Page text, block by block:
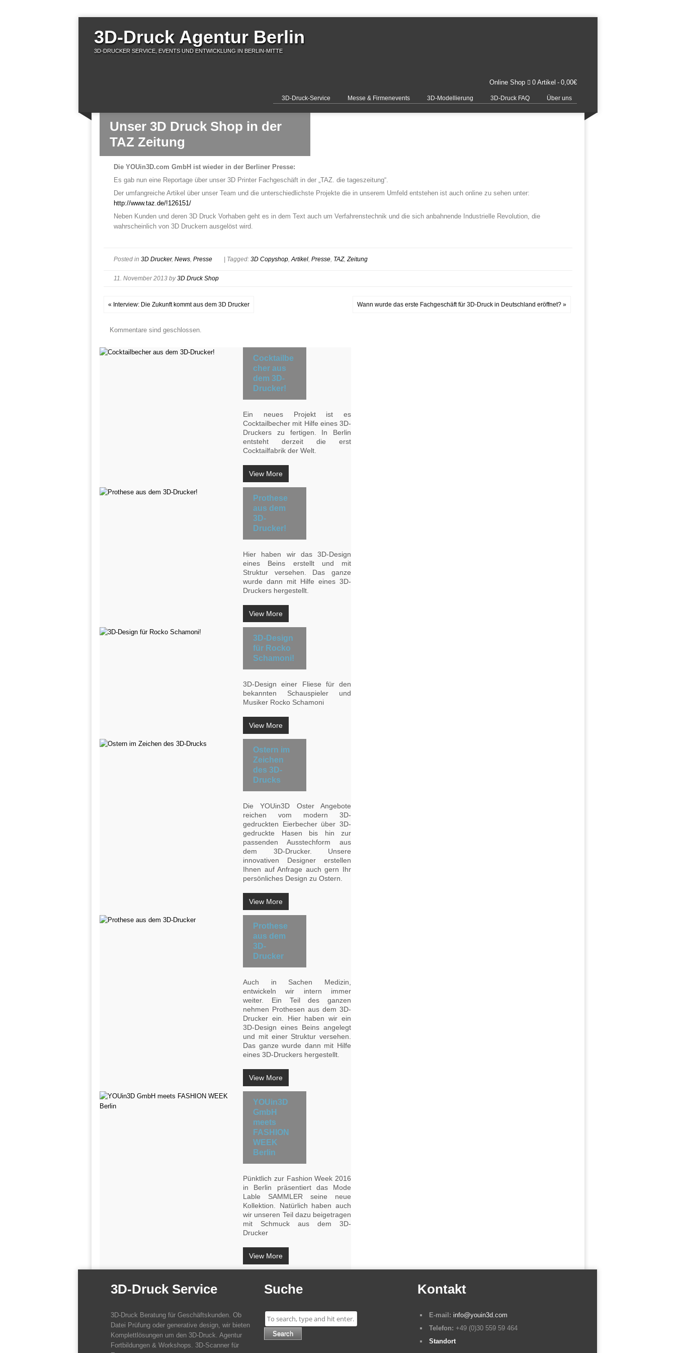
3D-Druck Agentur Berlin
3D-DRUCKER SERVICE, EVENTS UND ENTWICKLUNG IN BERLIN-MITTE
Online Shop 0 Artikel 0,00€
3D-Druck-Service Messe & Firmenevents 3D-Modellierung 3D-Druck FAQ Über uns
Unser 3D Druck Shop in der
TAZ Zeitung
Die YOUin3D.com GmbH ist wieder in der Berliner Presse:
Es gab nun eine Reportage über unser 3D Printer Fachgeschäft in der „TAZ. die tageszeitung“.
Der umfangreiche Artikel über unser Team und die unterschiedlichste Projekte die in unserem Umfeld entstehen ist auch online zu sehen unter:
http://www.taz.de/!126151/
Neben Kunden und deren 3D Druck Vorhaben geht es in dem Text auch um Verfahrenstechnik und die sich anbahnende Industrielle Revolution, die
wahrscheinlich von 3D Druckern ausgelöst wird.
Posted in 3D Drucker, News, Presse | Tagged: 3D Copyshop,Artikel, Presse, TAZ,Zeitung
11. November 2013 by3D Druck Shop
« Interview: Die Zukunft kommt aus dem 3D Drucker Wann wurde das erste Fachgeschäft für 3D-Druck in Deutschland eröffnet? »
Kommentare sind geschlossen.
Cocktailbe
cher aus
dem 3D-
Drucker!
Ein neues Projekt ist es
Cocktailbecher mit Hilfe eines 3D-
Druckers zu fertigen. In Berlin
entsteht derzeit die erst
Cocktailfabrik der Welt.
View More
Prothese
aus dem
3D-
Drucker!
Hier haben wir das 3D-Design
eines Beins erstellt und mit
Struktur versehen. Das ganze
wurde dann mit Hilfe eines 3D-
Druckers hergestellt.
View More
3D-Design
für Rocko
Schamoni!
3D-Design einer Fliese für den
bekannten Schauspieler und
Musiker Rocko Schamoni
View More
Ostern im
Zeichen
des 3D-
Drucks
Die YOUin3D Oster Angebote
reichen vom modern 3D-
gedruckten Eierbecher über 3D-
gedruckte Hasen bis hin zur
passenden Ausstechform aus
dem 3D-Drucker. Unsere
innovativen Designer erstellen
Ihnen auf Anfrage auch gern Ihr
persönliches Design zu Ostern.
View More
Prothese
aus dem
3D-
Drucker
Auch in Sachen Medizin,
entwickeln wir intern immer
weiter. Ein Teil des ganzen
nehmen Prothesen aus dem 3D-
Drucker ein. Hier haben wir ein
3D-Design eines Beins angelegt
und mit einer Struktur versehen.
Das ganze wurde dann mit Hilfe
eines 3D-Druckers hergestellt.
View More
YOUin3D
GmbH
meets
FASHION
WEEK
Berlin
Pünktlich zur Fashion Week 2016
in Berlin präsentiert das Mode
Lable SAMMLER seine neue
Kollektion. Natürlich haben auch
wir unseren Teil dazu beigetragen
mit Schmuck aus dem 3D-
Drucker
View More
3D-Druck Service
3D-Druck Beratung für Geschäftskunden. Ob
Datei Prüfung oder generative design, wir bieten
Komplettlösungen um den 3D-Druck. Agentur
Fortbildungen & Workshops. 3D-Scanner für
Suche
Search
Kontakt
E-mail: info@youin3d.com
Telefon: +49 (0)30 559 59 464
Standort